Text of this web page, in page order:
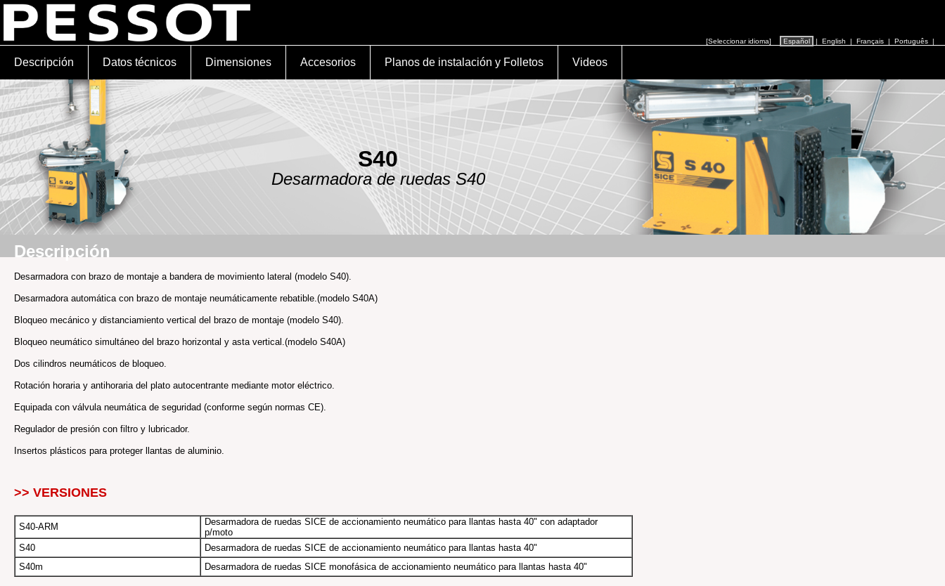
[Seleccionar idioma] Español | English | Français | Português |
Descripción Datos técnicos Dimensiones Accesorios Planos de instalación y Folletos Videos
S40
Desarmadora de ruedas S40
Descripción
Desarmadora con brazo de montaje a bandera de movimiento lateral (modelo S40).
Desarmadora automática con brazo de montaje neumáticamente rebatible.(modelo S40A)
Bloqueo mecánico y distanciamiento vertical del brazo de montaje (modelo S40).
Bloqueo neumático simultáneo del brazo horizontal y asta vertical.(modelo S40A)
Dos cilindros neumáticos de bloqueo.
Rotación horaria y antihoraria del plato autocentrante mediante motor eléctrico.
Equipada con válvula neumática de seguridad (conforme según normas CE).
Regulador de presión con filtro y lubricador.
Insertos plásticos para proteger llantas de aluminio.
>> VERSIONES
S40-ARM
Desarmadora de ruedas SICE de accionamiento neumático para llantas hasta 40" con adaptador
p/moto
S40
Desarmadora de ruedas SICE de accionamiento neumático para llantas hasta 40"
S40m
Desarmadora de ruedas SICE monofásica de accionamiento neumático para llantas hasta 40"